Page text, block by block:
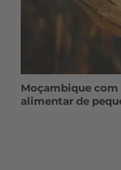
Moçambique
alimentar de